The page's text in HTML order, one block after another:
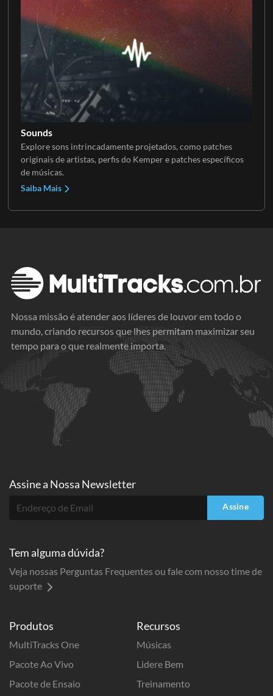
Sounds
Explore sons intrincadamente projetados, como patches
originais de artistas, perfis do Kemper e patches específicos
de músicas.
Saiba Mais
Nossa missão é atender aos líderes de louvor em todo o
mundo, criando recursos que lhes permitam maximizar seu
tempo para o que realmente importa.
Produtos
MultiTracks One
Pacote Ao Vivo
Pacote de Ensaio
Recursos
Músicas
Lidere Bem
Treinamento
Assine a Nossa Newsletter
Assine
Tem alguma dúvida?
Veja nossas Perguntas Frequentes ou fale com nosso time de
suporte